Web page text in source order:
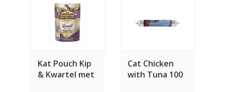
Kat Pouch Kip
& Kwartel met
Cat Chicken
with Tuna 100